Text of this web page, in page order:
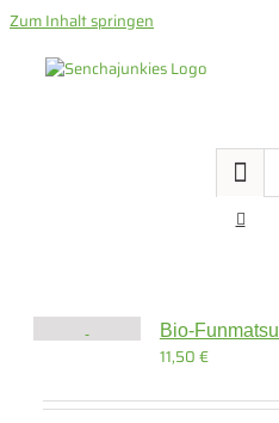
Zum Inhalt springen
Bio-
11,50€